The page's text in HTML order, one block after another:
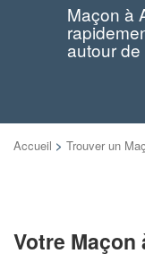
Maçon à
autour de
Accueil > Trouver un
Votre